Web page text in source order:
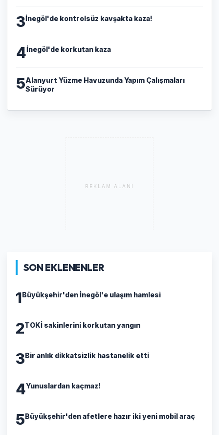
3İnegöl'de kontrolsüz kavşakta kaza!
4İnegöl'de korkutan kaza
5Alanyurt Yüzme Havuzunda Yapım Çalışmaları
Sürüyor
REKLAM ALANI
SON EKLENENLER
1Büyükşehir'den İnegöl'e ulaşım hamlesi
2TOKİ sakinlerini korkutan yangın
3Bir anlık dikkatsizlik hastanelik etti
4Yunuslardan kaçmaz!
5Büyükşehir'den afetlere hazır iki yeni mobil araç